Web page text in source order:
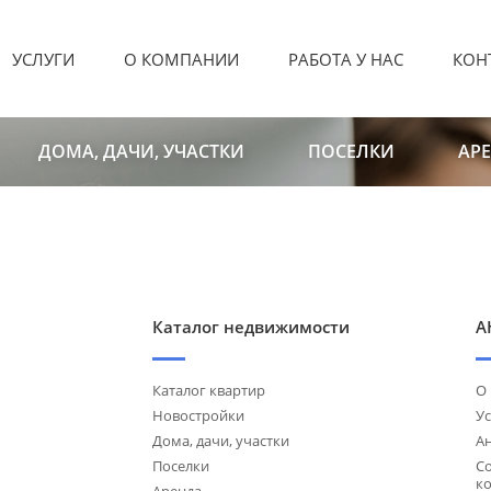
УСЛУГИ О КОМПАНИИ РАБОТА У НАС
ДОМА, ДАЧИ, УЧАСТКИ ПОСЕЛКИ
Каталог недвижимости
Каталог квартир
Новостройки
Дома, дачи, участки
Поселки
О